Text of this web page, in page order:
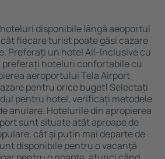
disponibile lângă aeoportul
fiecare turist poate găsi cazare
Preferați un hotel All-Inclusive cu
preferați hoteluri confortabile cu
aeroportului Tela Airport
pentru orice buget! Selectați
pentru hotel, verificați metodele
anulare. Hotelurile din apropierea
sunt situate atât aproape de
cât și puțin mai departe de
disponibile pentru o vacanță